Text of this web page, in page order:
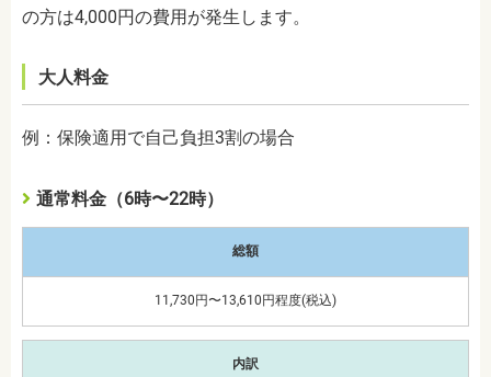
の方は4,000円の費用が発生します。
大人料金
例：保険適用で自己負担3割の場合
通常料金（6時〜22時）
総額
11,730円〜13,610円程度(税込)
内訳